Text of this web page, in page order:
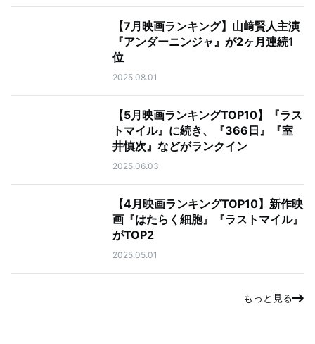
【7月映画ランキング】山﨑賢人主演
『アンダーニンジャ』が2ヶ月連続1
位
2025.08.01
【5月映画ランキングTOP10】『ラス
トマイル』に続き、『366日』『室
井慎次』などがランクイン
2025.06.03
【4月映画ランキングTOP10】新作映
画『はたらく細胞』『ラストマイル』
がTOP2
2025.05.01
もっと見る